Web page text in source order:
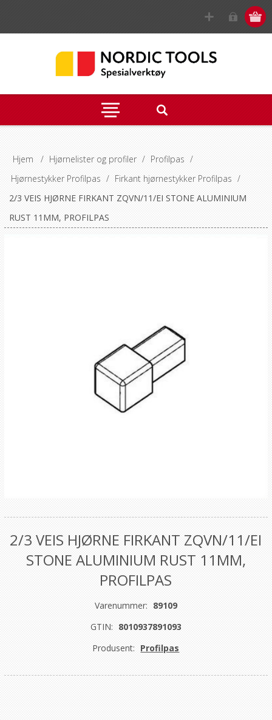
Hjem / Hjørnelister og profiler / Profilpas /
Hjørnestykker Profilpas / Firkant hjørnestykker Profilpas /
2/3 VEIS HJØRNE FIRKANT ZQVN/11/EI STONE ALUMINIUM
RUST 11MM, PROFILPAS
2/3 VEIS HJØRNE FIRKANT ZQVN/11/EI
STONE ALUMINIUM RUST 11MM,
PROFILPAS
Varenummer: 89109
GTIN: 8010937891093
Produsent: Profilpas